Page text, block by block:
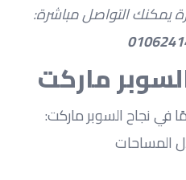
ماركت
في نجاح السوبر ماركت:
المساحات